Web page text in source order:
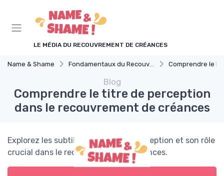
LE MÉDIA DU RECOUVREMENT DE CRÉANCES
Name & Shame Fondamentaux du Recouvrement Comprendre le Recouvrement
Blog
Comprendre le titre de perception
dans le recouvrement de créances
Explorez les subtilités du titre de perception et son rôle
crucial dans le recouvrement de créances.